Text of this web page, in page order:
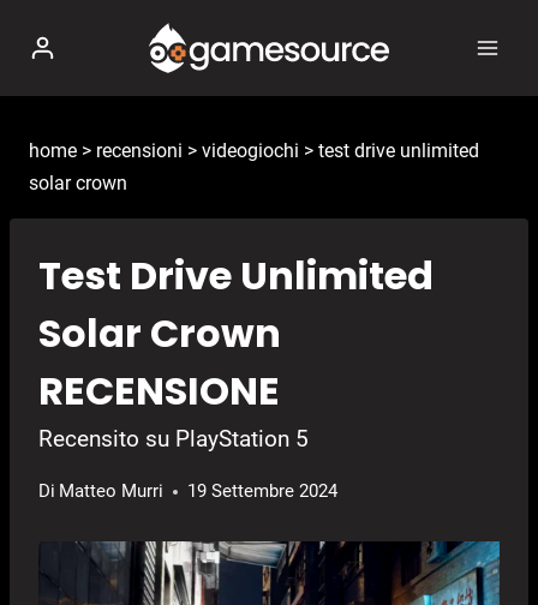
contenuto
home > recensioni > videogiochi > test drive unlimited
solar crown
Test Drive Unlimited
Solar Crown
RECENSIONE
Recensito su PlayStation 5
Di Matteo Murri 19 Settembre 2024